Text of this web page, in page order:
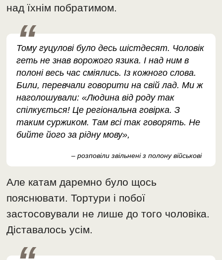
над їхнім побратимом.
Тому гуцулові було десь шістдесят. Чоловік
геть не знав ворожого язика. І над ним в
полоні весь час сміялись. Із кожного слова.
Били, перевчали говорити на свій лад. Ми ж
наголошували: «Людина від роду так
спілкується! Це регіональна говірка. З
таким суржиком. Там всі так говорять. Не
бийте його за рідну мову»,
– розповіли звільнені з полону військові
Але катам даремно було щось
пояснювати. Тортури і побої
застосовували не лише до того чоловіка.
Діставалось усім.